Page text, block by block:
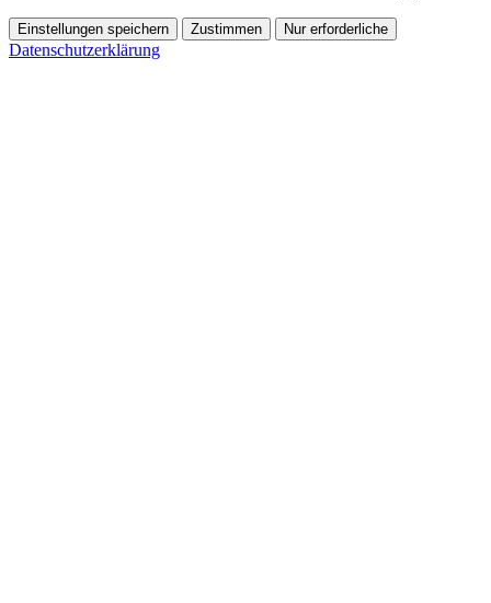
Einstellungen speichern Zustimmen Nur erforderliche
Datenschutzerklärung